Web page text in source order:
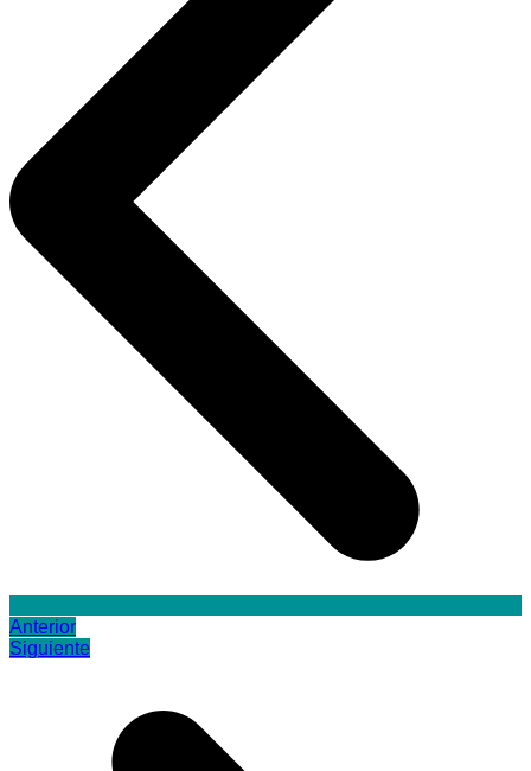
Anterior
Siguiente